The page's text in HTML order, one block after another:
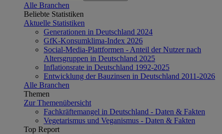
Alle Branchen
Beliebte Statistiken
Aktuelle Statistiken
Generationen in Deutschland 2024
GfK-Konsumklima-Index 2026
Social-Media-Plattformen - Anteil der Nutzer nach
Altersgruppen in Deutschland 2025
Inflationsrate in Deutschland 1992-2025
Entwicklung der Bauzinsen in Deutschland 2011-2026
Alle Branchen
Themen
Zur Themenübersicht
Fachkräftemangel in Deutschland - Daten & Fakten
Vegetarismus und Veganismus - Daten & Fakten
Top Report